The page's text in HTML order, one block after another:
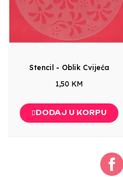
Stencil - Oblik Cvijeća
1,50 KM
DODAJ U KORPU